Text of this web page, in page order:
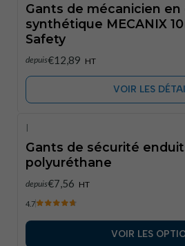
Gants de mécanicien en
synthétique MECANIX
Safety
depuis€12,89 HT
VOIR LES
|
Gants de sécurité
polyuréthane
depuis€7,56 HT
4.7
VOIR LES